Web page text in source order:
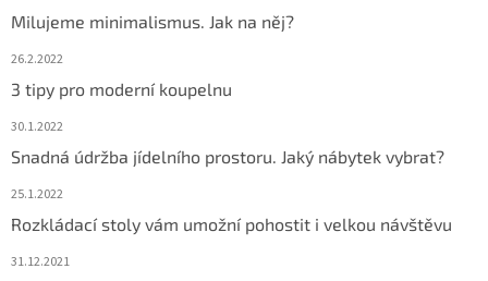
Milujeme minimalismus. Jak na něj?
26.2.2022
3 tipy pro moderní koupelnu
30.1.2022
Snadná údržba jídelního prostoru. Jaký nábytek vybrat?
25.1.2022
Rozkládací stoly vám umožní pohostit i velkou návštěvu
31.12.2021